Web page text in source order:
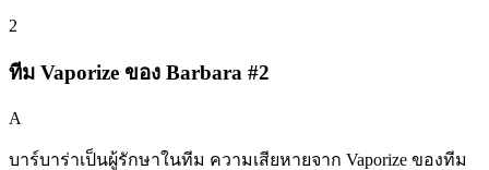
2
ทีม Vaporize ของ Barbara #2
A
บาร์บาร่าเป็นผู้รักษาในทีม ความเสียหายจาก Vaporize ของทีม